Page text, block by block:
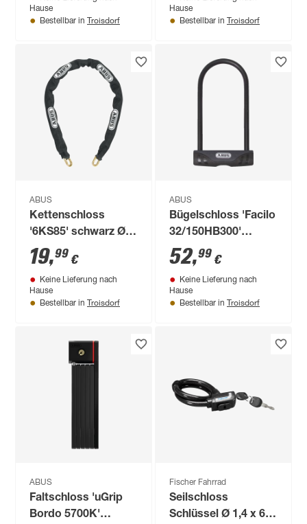
Hause
Bestellbar in Troisdorf
Hause
Bestellbar in Troisdorf
ABUS
Kettenschloss
'6KS85' schwarz Ø
0,6 x 85 cm
19,99 €
Keine Lieferung nach
Hause
Bestellbar in Troisdorf
ABUS
Bügelschloss 'Facilo
32/150HB300'
schwarz 10,3 x 30
cm, mit Halterung
USH32
52,99 €
Keine Lieferung nach
Hause
Bestellbar in Troisdorf
ABUS
Faltschloss 'uGrip
Bordo 5700K'
Fischer Fahrrad
Seilschloss
Schlüssel Ø 1,4 x 60